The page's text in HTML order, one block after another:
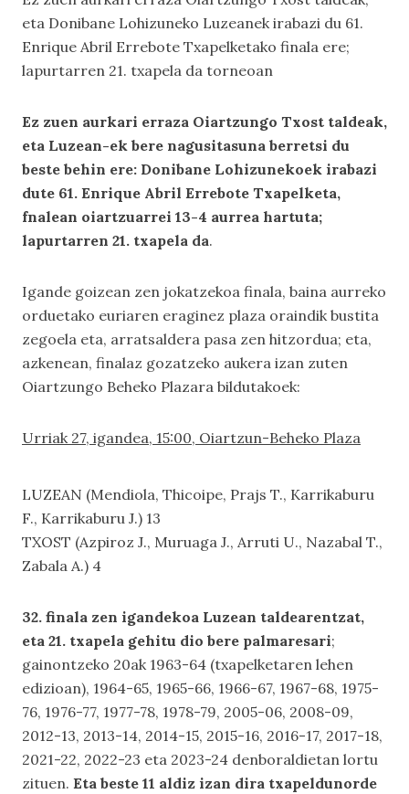
eta Donibane Lohizuneko Luzeanek irabazi du 61.
Enrique Abril Errebote Txapelketako finala ere;
lapurtarren 21. txapela da torneoan
Ez zuen aurkari erraza Oiartzungo Txost taldeak,
eta Luzean-ek bere nagusitasuna berretsi du
beste behin ere: Donibane Lohizunekoek irabazi
dute 61. Enrique Abril Errebote Txapelketa,
fnalean oiartzuarrei 13-4 aurrea hartuta;
lapurtarren 21. txapela da.
Igande goizean zen jokatzekoa finala, baina aurreko
orduetako euriaren eraginez plaza oraindik bustita
zegoela eta, arratsaldera pasa zen hitzordua; eta,
azkenean, finalaz gozatzeko aukera izan zuten
Oiartzungo Beheko Plazara bildutakoek:
Urriak 27, igandea, 15:00, Oiartzun-Beheko Plaza
LUZEAN (Mendiola, Thicoipe, Prajs T., Karrikaburu
F., Karrikaburu J.) 13
TXOST (Azpiroz J., Muruaga J., Arruti U., Nazabal T.,
Zabala A.) 4
32. finala zen igandekoa Luzean taldearentzat,
eta 21. txapela gehitu dio bere palmaresari;
gainontzeko 20ak 1963-64 (txapelketaren lehen
edizioan), 1964-65, 1965-66, 1966-67, 1967-68, 1975-
76, 1976-77, 1977-78, 1978-79, 2005-06, 2008-09,
2012-13, 2013-14, 2014-15, 2015-16, 2016-17, 2017-18,
2021-22, 2022-23 eta 2023-24 denboraldietan lortu
zituen. Eta beste 11 aldiz izan dira txapeldunorde